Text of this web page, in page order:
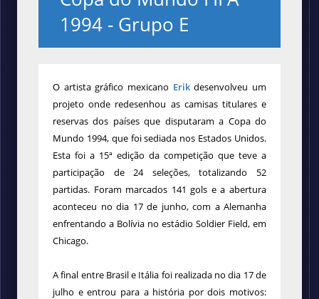
1994 - Grupo E
O artista gráfico mexicano Erikdesenvolveu um
projeto onde redesenhou as camisas titulares e
reservas dos países que disputaram a Copa do
Mundo 1994, que foi sediada nos Estados Unidos.
Esta foi a 15ª edição da competição que teve a
participação de 24 seleções, totalizando 52
partidas. Foram marcados 141 gols e a abertura
aconteceu no dia 17 de junho, com a Alemanha
enfrentando a Bolívia no estádio Soldier Field, em
Chicago.
A final entre Brasil e Itália foi realizada no dia 17 de
julho e entrou para a história por dois motivos: